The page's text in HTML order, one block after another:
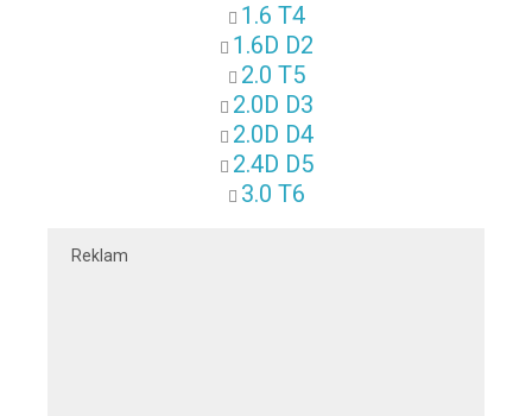
1.6 T4
1.6D D2
2.0 T5
2.0D D3
2.0D D4
2.4D D5
3.0 T6
Reklam